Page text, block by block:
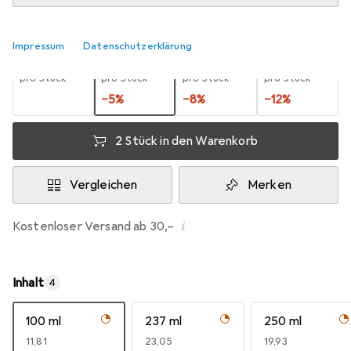
Impressum Datenschutzerklärung
1 Stück
pro Stück
pro Stück
−5%
3 Stück
pro Stück
−8%
pro Stück
−12%
2 Stück in den Warenkorb
Vergleichen Merken
Kostenloser Versand ab 30,– i
Inhalt 4
100 ml
EUR
11,81
237 ml
EUR
23,05
250 ml
EUR
19,93